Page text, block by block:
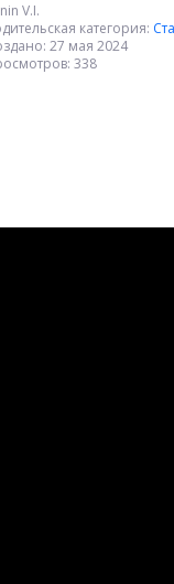
V.I.
категория:
27 мая 2024
338